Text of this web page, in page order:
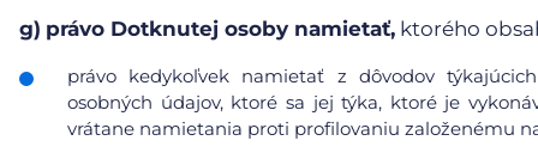
g) právo Dotknutej osoby namietať, ktorého
právo kedykoľvek namietať z dôvodov
osobných údajov, ktoré sa jej týka, ktoré je
vrátane namietania proti profilovaniu založenému